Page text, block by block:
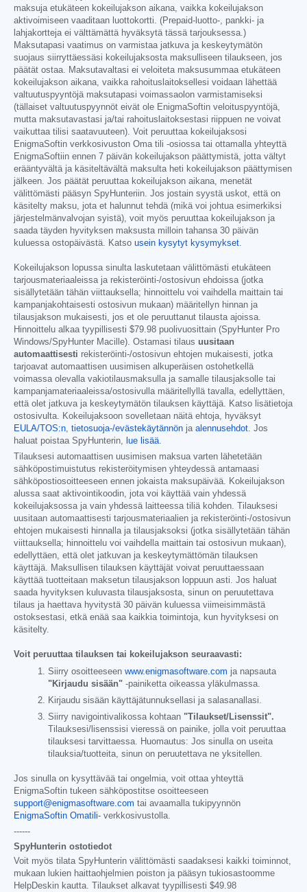
maksuja etukäteen kokeilujakson aikana, vaikka kokeilujakson
aktivoimiseen vaaditaan luottokortti. (Prepaid-luotto-, pankki- ja
lahjakortteja ei välttämättä hyväksytä tässä tarjouksessa.)
Maksutapasi vaatimus on varmistaa jatkuva ja keskeytymätön
suojaus siirryttäessäsi kokeilujaksosta maksulliseen tilaukseen, jos
päätät ostaa. Maksutavaltasi ei veloiteta maksusummaa etukäteen
kokeilujakson aikana, vaikka rahoituslaitoksellesi voidaan lähettää
valtuutuspyyntöjä maksutapasi voimassaolon varmistamiseksi
(tällaiset valtuutuspyynnöt eivät ole EnigmaSoftin veloituspyyntöjä,
mutta maksutavastasi ja/tai rahoituslaitoksestasi riippuen ne voivat
vaikuttaa tilisi saatavuuteen). Voit peruuttaa kokeilujaksosi
EnigmaSoftin verkkosivuston Oma tili -osiossa tai ottamalla yhteyttä
EnigmaSoftiin ennen 7 päivän kokeilujakson päättymistä, jotta vältyt
erääntyvältä ja käsiteltävältä maksulta heti kokeilujakson päättymisen
jälkeen. Jos päätät peruuttaa kokeilujakson aikana, menetät
välittömästi pääsyn SpyHunteriin. Jos jostain syystä uskot, että on
käsitelty maksu, jota et halunnut tehdä (mikä voi johtua esimerkiksi
järjestelmänvalvojan syistä), voit myös peruuttaa kokeilujakson ja
saada täyden hyvityksen maksusta milloin tahansa 30 päivän
kuluessa ostopäivästä. Katso usein kysytyt kysymykset.
Kokeilujakson lopussa sinulta laskutetaan välittömästi etukäteen
tarjousmateriaaleissa ja rekisteröinti-/ostosivun ehdoissa (jotka
sisällytetään tähän viittauksella; hinnoittelu voi vaihdella maittain tai
kampanjakohtaisesti ostosivun mukaan) määritellyn hinnan ja
tilausjakson mukaisesti, jos et ole peruuttanut tilausta ajoissa.
Hinnoittelu alkaa tyypillisesti $79.98 puolivuosittain (SpyHunter Pro
Windows/SpyHunter Macille). Ostamasi tilaus uusitaan
automaattisesti rekisteröinti-/ostosivun ehtojen mukaisesti, jotka
tarjoavat automaattisen uusimisen alkuperäisen ostohetkellä
voimassa olevalla vakiotilausmaksulla ja samalle tilausjaksolle tai
kampanjamateriaaleissa/ostosivulla määritellyllä tavalla, edellyttäen,
että olet jatkuva ja keskeytymätön tilauksen käyttäjä. Katso lisätietoja
ostosivulta. Kokeilujaksoon sovelletaan näitä ehtoja, hyväksyt
EULA/TOS:n, tietosuoja-/evästekäytännön ja alennusehdot. Jos
haluat poistaa SpyHunterin, lue lisää.
Tilauksesi automaattisen uusimisen maksua varten lähetetään
sähköpostimuistutus rekisteröitymisen yhteydessä antamaasi
sähköpostiosoitteeseen ennen jokaista maksupäivää. Kokeilujakson
alussa saat aktivointikoodin, jota voi käyttää vain yhdessä
kokeilujaksossa ja vain yhdessä laitteessa tiliä kohden. Tilauksesi
uusitaan automaattisesti tarjousmateriaalien ja rekisteröinti-/ostosivun
ehtojen mukaisesti hinnalla ja tilausjaksoksi (jotka sisällytetään tähän
viittauksella; hinnoittelu voi vaihdella maittain tai ostosivun mukaan),
edellyttäen, että olet jatkuvan ja keskeytymättömän tilauksen
käyttäjä. Maksullisen tilauksen käyttäjät voivat peruuttaessaan
käyttää tuotteitaan maksetun tilausjakson loppuun asti. Jos haluat
saada hyvityksen kuluvasta tilausjaksosta, sinun on peruutettava
tilaus ja haettava hyvitystä 30 päivän kuluessa viimeisimmästä
ostoksestasi, etkä enää saa kaikkia toimintoja, kun hyvityksesi on
käsitelty.
Voit peruuttaa tilauksen tai kokeilujakson seuraavasti:
Siirry osoitteeseen www.enigmasoftware.com ja napsauta
"Kirjaudu sisään" -painiketta oikeassa yläkulmassa.
Kirjaudu sisään käyttäjätunnuksellasi ja salasanallasi.
Siirry navigointivalikossa kohtaan "Tilaukset/Lisenssit".
Tilauksesi/lisenssisi vieressä on painike, jolla voit peruuttaa
tilauksesi tarvittaessa. Huomautus: Jos sinulla on useita
tilauksia/tuotteita, sinun on peruutettava ne yksitellen.
Jos sinulla on kysyttävää tai ongelmia, voit ottaa yhteyttä
EnigmaSoftin tukeen sähköpostitse osoitteeseen
support@enigmasoftware.com tai avaamalla tukipyynnön
EnigmaSoftin Omatili- verkkosivustolla.
------
SpyHunterin ostotiedot
Voit myös tilata SpyHunterin välittömästi saadaksesi kaikki toiminnot,
mukaan lukien haittaohjelmien poiston ja pääsyn tukiosastoomme
HelpDeskin kautta. Tilaukset alkavat tyypillisesti $49.98